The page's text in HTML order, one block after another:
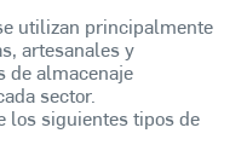
utilizan principalmente
artesanales y
de almacenaje
sector.
los siguientes tipos de